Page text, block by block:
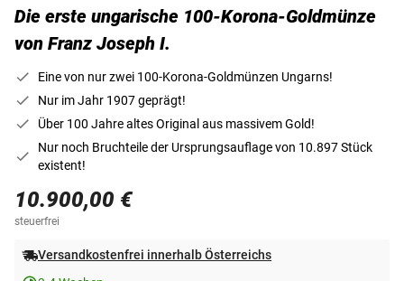
Die erste ungarische 100-Korona-Goldmünze
von Franz Joseph I.
Eine von nur zwei 100-Korona-Goldmünzen Ungarns!
Nur im Jahr 1907 geprägt!
Über 100 Jahre altes Original aus massivem Gold!
Nur noch Bruchteile der Ursprungsauflage von 10.897 Stück
existent!
10.900,00 €
steuerfrei
Versandkostenfrei innerhalb Österreichs